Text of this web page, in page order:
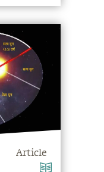
Article